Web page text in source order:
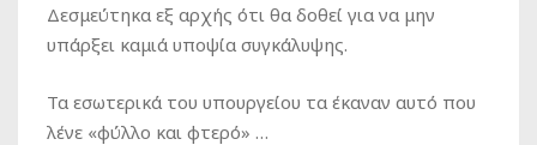
Δεσμεύτηκα εξ αρχής ότι θα δοθεί για να μην
υπάρξει καμιά υποψία συγκάλυψης.
Τα εσωτερικά του υπουργείου τα έκαναν αυτό που
λένε «φύλλο και φτερό» …